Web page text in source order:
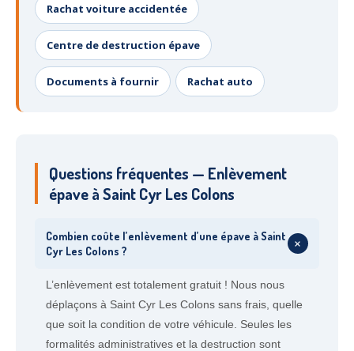
Rachat voiture accidentée
Centre de destruction épave
Documents à fournir Rachat auto
Questions fréquentes — Enlèvement
épave à Saint Cyr Les Colons
Combien coûte l’enlèvement d’une épave à Saint
Cyr Les Colons ?
+
L’enlèvement est totalement gratuit ! Nous nous
déplaçons à Saint Cyr Les Colons sans frais, quelle
que soit la condition de votre véhicule. Seules les
formalités administratives et la destruction sont